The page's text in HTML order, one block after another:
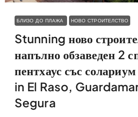
БЛИЗО ДО ПЛАЖА НОВО СТРОИТЕЛСТВО
Stunning ново
напълно обзаведен 2
пентхаус със
in El Raso,
Segura